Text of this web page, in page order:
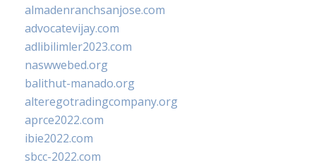
almadenranchsanjose.com
advocatevijay.com
adlibilimler2023.com
naswwebed.org
balithut-manado.org
alteregotradingcompany.org
aprce2022.com
ibie2022.com
sbcc-2022.com